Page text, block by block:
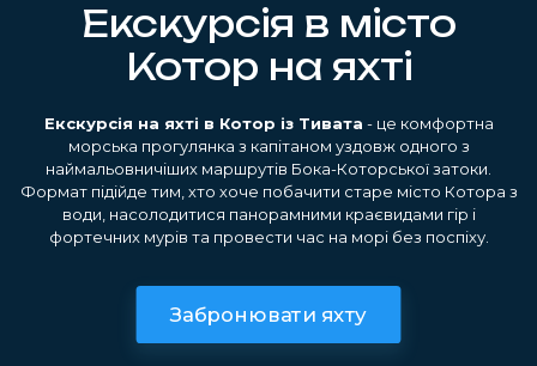
Екскурсія в місто
Котор на яхті
Екскурсія на яхті в Котор із Тивата - це комфортна
морська прогулянка з капітаном уздовж одного з
наймальовничіших маршрутів Бока-Которської затоки.
Формат підійде тим, хто хоче побачити старе місто Котора з
води, насолодитися панорамними краєвидами гір і
фортечних мурів та провести час на морі без поспіху.
Забронювати яхту